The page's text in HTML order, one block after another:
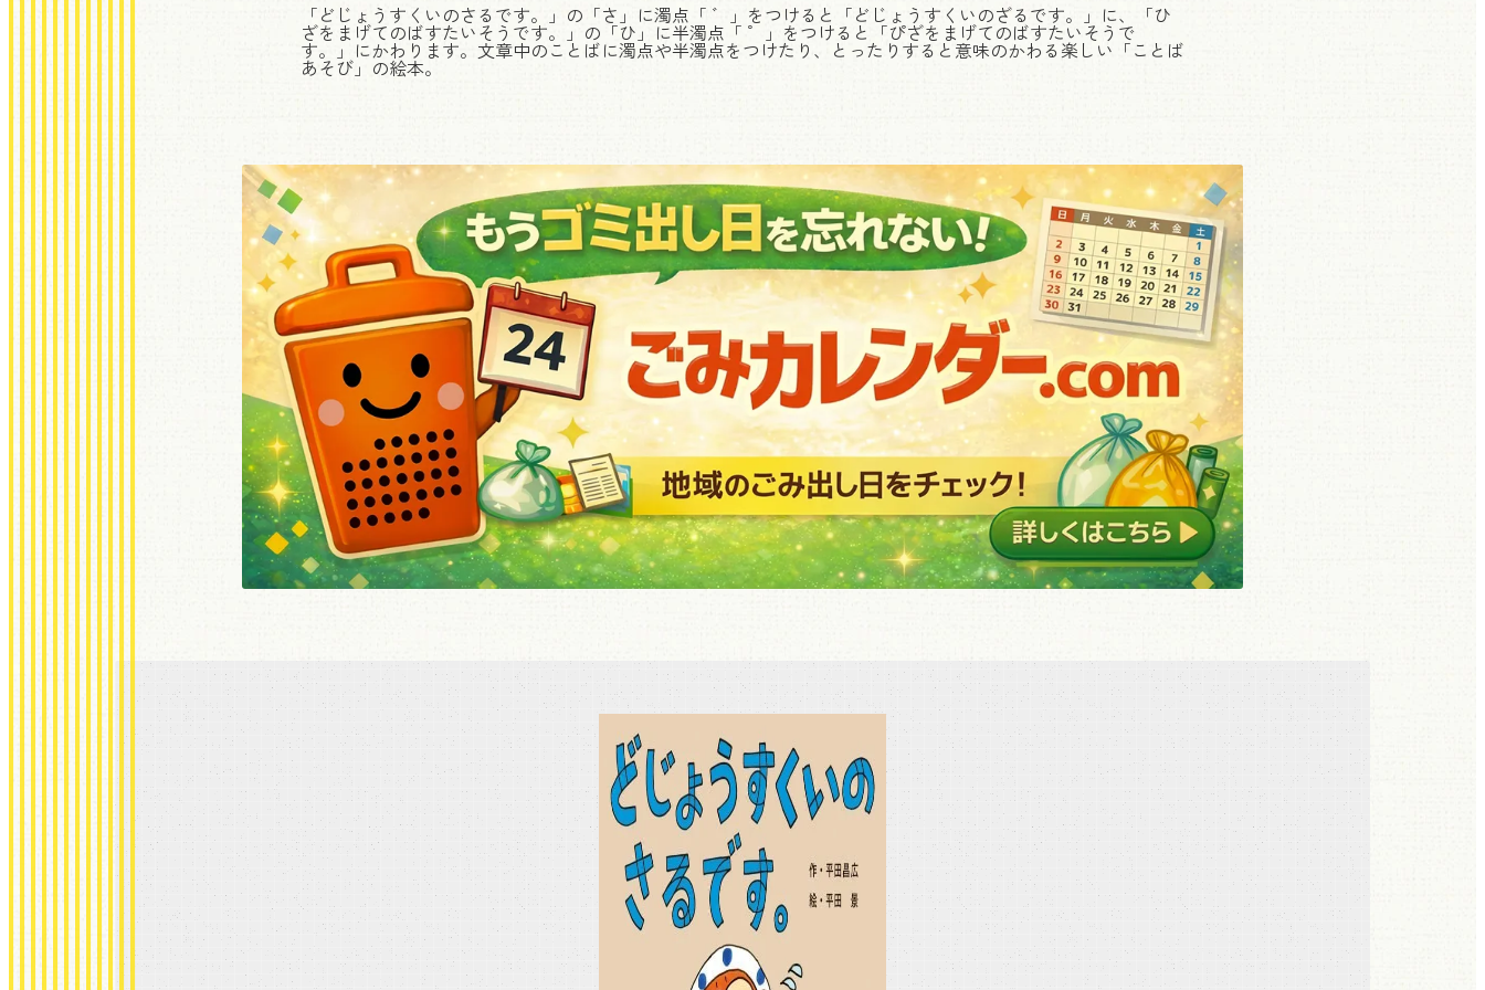
「どじょうすくいのさるです。」の「さ」に濁点「 ゛」をつけると「どじょうすくいのざるです。」に、「ひ
ざをまげてのばすたいそうです。」の「ひ」に半濁点「 ゜」をつけると「ぴざをまげてのばすたいそうで
す。」にかわります。文章中のことばに濁点や半濁点をつけたり、とったりすると意味のかわる楽しい「ことば
あそび」の絵本。